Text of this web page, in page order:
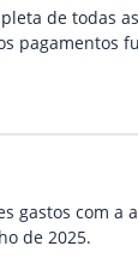
de todas
pagamentos
gastos com
de 2025.